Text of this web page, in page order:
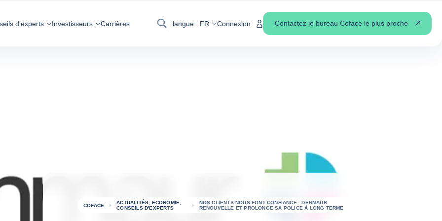
d'experts Investisseurs Carrières
Recherche
langue : FR Connexion Contactez le bureau Coface le plus proche
COFACE
ACTUALITÉS, ECONOMIE,
CONSEILS D'EXPERTS
NOS CLIENTS NOUS FONT CONFIANCE : DENMAUR
RENOUVELLE ET PROLONGE SA POLICE À LONG TERME